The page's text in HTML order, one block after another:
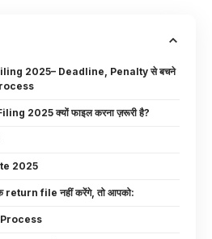
2025– Deadline, Penalty से बचने
2025 क्यों फाइल करना ज़रूरी है?
2025
return file नहीं करेंगे, तो आपको:
Process